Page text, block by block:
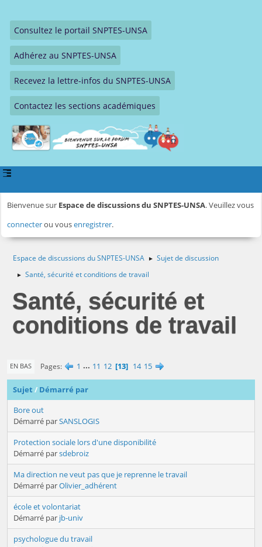
Consultez le portail SNPTES-UNSA
Adhérez au SNPTES-UNSA
Recevez la lettre-infos du SNPTES-UNSA
Contactez les sections académiques
Bienvenue sur Espace de discussions du SNPTES-UNSA. Veuillez vous
connecterou vousenregistrer.
Espace de discussions du SNPTES-UNSA ► Sujet de discussion
► Santé, sécurité et conditions de travail
Santé, sécurité et
conditions de travail
EN BAS Pages 1 ... 11 12 13 14 15
Sujet / Démarré par
Bore out
Démarré parSANSLOGIS
Protection sociale lors d'une disponibilité
Démarré parsdebroiz
Ma direction ne veut pas que je reprenne le travail
Démarré parOlivier_adhérent
école et volontariat
Démarré par jb-univ
psychologue du travail